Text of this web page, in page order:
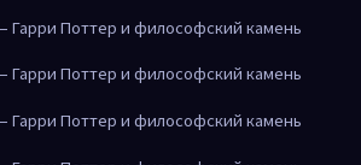
Гарри Поттер и философский камень
Гарри Поттер и философский камень
Гарри Поттер и философский камень